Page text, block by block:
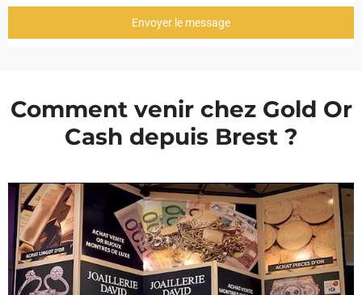
Envoyer le message
Comment venir chez Gold Or
Cash depuis Brest ?